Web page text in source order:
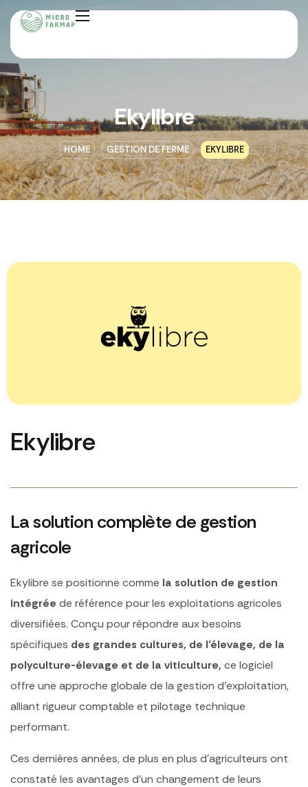
Ekylibre
HOME GESTION DE FERME EKYLIBRE
Ekylibre
La solution complète de gestion
agricole
Ekylibre se positionne comme la solution de gestion
intégrée de référence pour les exploitations agricoles
diversifiées. Conçu pour répondre aux besoins
spécifiques des grandes cultures, de l’élevage, de la
polyculture-élevage et de la viticulture, ce logiciel
offre une approche globale de la gestion d’exploitation,
alliant rigueur comptable et pilotage technique
performant.
Ces dernières années, de plus en plus d’agriculteurs ont
constaté les avantages d’un changement de leurs